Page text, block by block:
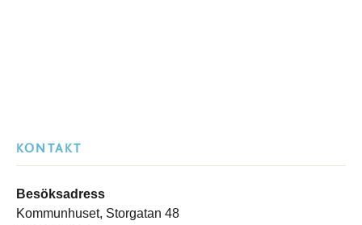
KONTAKT
Besöksadress
Kommunhuset, Storgatan 48